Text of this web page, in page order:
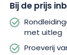
Bij de prijs
met uitleg
Proeverij